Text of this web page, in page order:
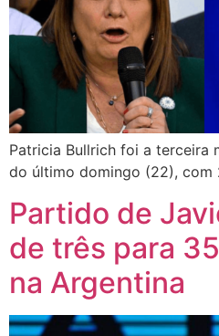
Patricia Bullrich foi a terceira
do último domingo (22), com
Partido de
de três para
na Argentina